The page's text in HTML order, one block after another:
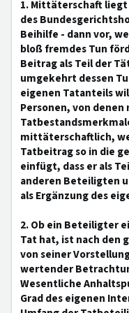
1. Mittäterschaft
des
Beihilfe - dann vor,
bloß fremdes Tun
Beitrag als Teil der
umgekehrt dessen
eigenen Tatanteils
Personen, von
mittäterschaftlich,
Tatbeitrag so in die
einfügt, dass er als
anderen Beteiligten
als Ergänzung des
2. Ob ein Beteiligter
Tat hat, ist nach den
von seiner
wertender
Wesentliche
Grad des eigenen